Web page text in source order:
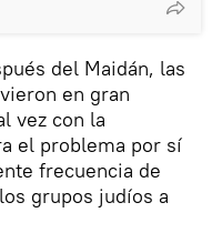
del Maidán, las
en gran
vez con la
el problema por sí
frecuencia de
grupos judíos a